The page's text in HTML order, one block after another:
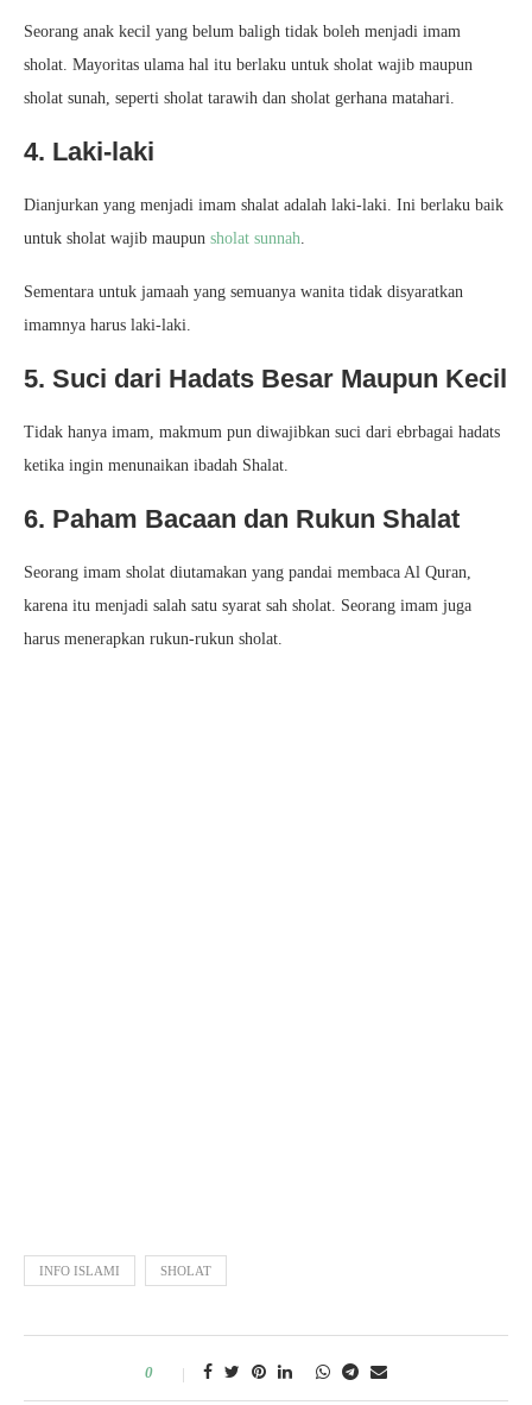
Seorang anak kecil yang belum baligh tidak boleh menjadi imam
sholat. Mayoritas ulama hal itu berlaku untuk sholat wajib maupun
sholat sunah, seperti sholat tarawih dan sholat gerhana matahari.
4. Laki-laki
Dianjurkan yang menjadi imam shalat adalah laki-laki. Ini berlaku baik
untuk sholat wajib maupun sholat sunnah.
Sementara untuk jamaah yang semuanya wanita tidak disyaratkan
imamnya harus laki-laki.
5. Suci dari Hadats Besar Maupun Kecil
Tidak hanya imam, makmum pun diwajibkan suci dari ebrbagai hadats
ketika ingin menunaikan ibadah Shalat.
6. Paham Bacaan dan Rukun Shalat
Seorang imam sholat diutamakan yang pandai membaca Al Quran,
karena itu menjadi salah satu syarat sah sholat. Seorang imam juga
harus menerapkan rukun-rukun sholat.
INFO ISLAMI SHOLAT
0